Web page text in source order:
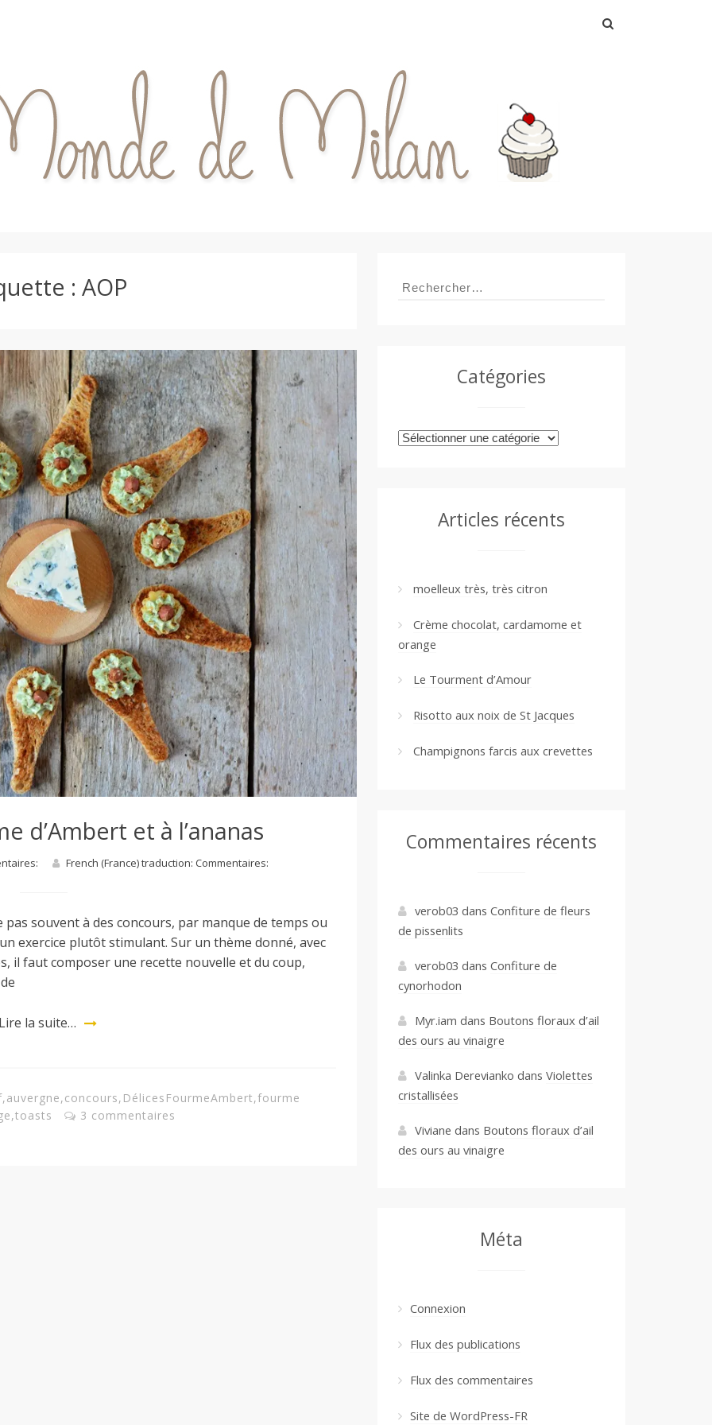
:AOP
d’Ambert et à l’ananas
French (France) traduction: Commentaires:
pas souvent à des concours, par manque de temps ou
exercice plutôt stimulant. Sur un thème donné, avec
il faut composer une recette nouvelle et du coup,
Lire la suite…
,auvergne,concours, DélicesFourmeAmbert,fourme
,toasts 3 commentaires
Rechercher :
Catégories
Catégories
Articles récents
moelleux très, très citron
Crème chocolat, cardamome et
orange
Le Tourment d’Amour
Risotto aux noix de St Jacques
Champignons farcis aux crevettes
Commentaires récents
verob03 dans Confiture de fleurs
de pissenlits
verob03 dans Confiture de
cynorhodon
Myr.iam dans Boutons floraux d’ail
des ours au vinaigre
Valinka Derevianko dans Violettes
cristallisées
Viviane dans Boutons floraux d’ail
des ours au vinaigre
Méta
Connexion
Flux des publications
Flux des commentaires
Site de WordPress-FR